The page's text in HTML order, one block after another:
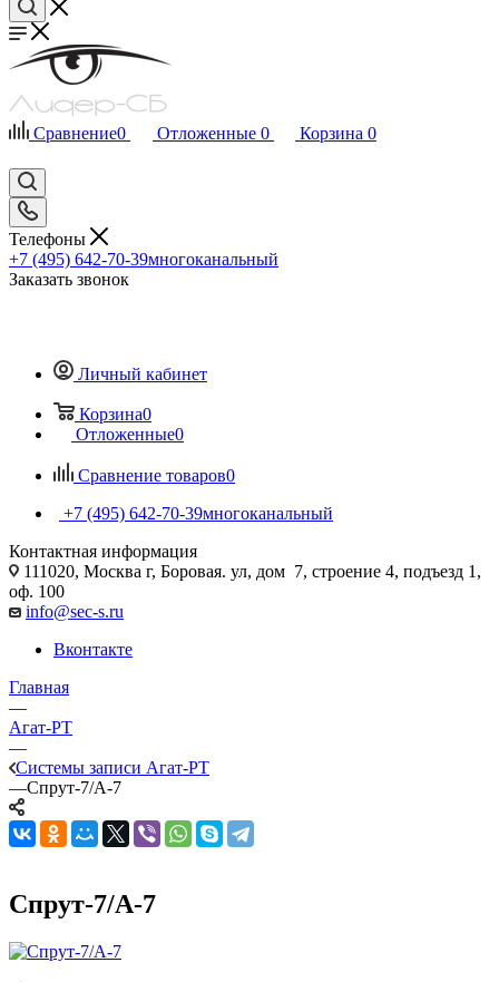
Сравнение0 Отложенные 0 Корзина 0
Телефоны
+7 (495) 642-70-39многоканальный
Заказать звонок
Личный кабинет
Корзина0
Отложенные0
Сравнение товаров0
+7 (495) 642-70-39многоканальный
Контактная информация
111020, Москва г, Боровая. ул, дом 7, строение 4, подъезд 1,
оф. 100
info@sec-s.ru
Вконтакте
Главная
—
Агат-РТ
—
Системы записи Агат-РТ
—Спрут-7/А-7
Спрут-7/А-7